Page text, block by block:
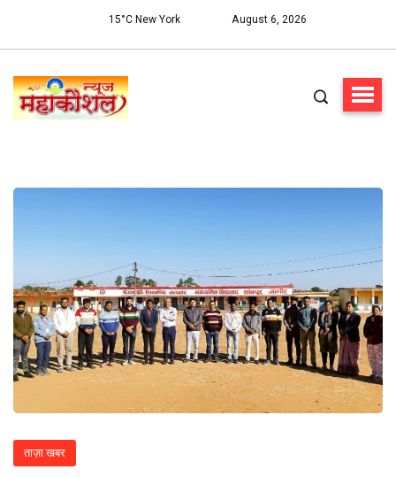
15°C New York August 6, 2026
ताज़ा खबर